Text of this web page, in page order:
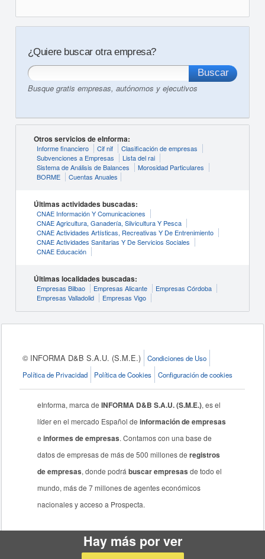
¿Quiere buscar otra empresa?
Busque gratis empresas, autónomos y ejecutivos
Otros servicios de eInforma:
Informe financiero Cif nif
Clasificación de empresas
Subvenciones a Empresas
Lista del rai
Sistema de Análisis de Balances
Morosidad Particulares
BORME
Cuentas Anuales
Últimas actividades buscadas:
CNAE Información Y Comunicaciones
CNAE Agricultura, Ganadería, Silvicultura Y Pesca
CNAE Actividades Artísticas, Recreativas Y De Entrenimiento
CNAE Actividades Sanitarias Y De Servicios Sociales
CNAE Educación
Últimas localidades buscadas:
Empresas Bilbao Empresas Alicante
Empresas Córdoba
Empresas Valladolid
Empresas Vigo
© INFORMA D&B S.A.U. (S.M.E.)
Condiciones de Uso
Política de Privacidad
Política de Cookies Configuración de cookies
eInforma, marca deINFORMA D&B S.A.U. (S.M.E.), es el
líder en el mercado Español deinformación de empresas
einformes de empresas. Contamos con una base de
datos de empresas de más de 500 millones deregistros
de empresas, donde podrábuscar empresas de todo el
mundo, más de 7 millones de agentes económicos
nacionales y acceso a Prospecta.
Hay más por ver